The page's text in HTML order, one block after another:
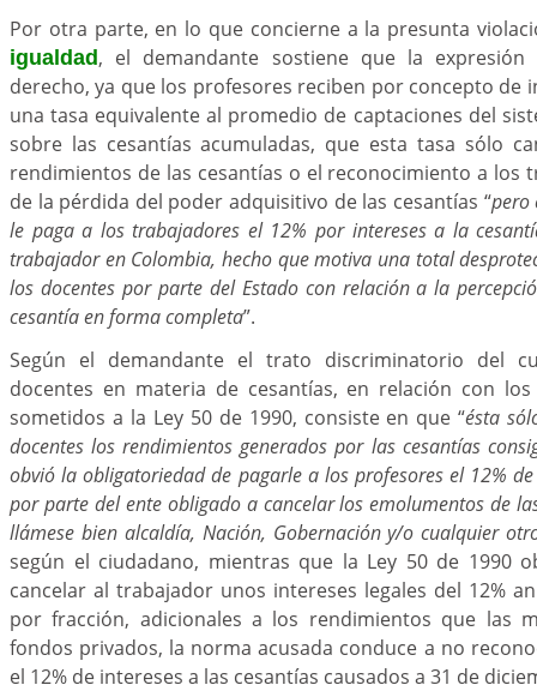
Por otra parte, en lo que concierne a la presunta
igualdad , el demandante sostiene que la expresión
derecho, ya que los profesores reciben por concepto de
una tasa equivalente al promedio de captaciones del
sobre las cesantías acumuladas, que esta tasa sólo
rendimientos de las cesantías o el reconocimiento a los
de la pérdida del poder adquisitivo de las cesantías “pero
le paga a los trabajadores el 12% por intereses a la
trabajador en Colombia, hecho que motiva una total
los docentes por parte del Estado con relación a la
cesantía en forma completa”.
Según el demandante el trato discriminatorio del
docentes en materia de cesantías, en relación con
sometidos a la Ley 50 de 1990, consiste en que “ésta
docentes los rendimientos generados por las cesantías
obvió la obligatoriedad de pagarle a los profesores el 12%
por parte del ente obligado a cancelar los emolumentos de
llámese bien alcaldía, Nación, Gobernación y/o cualquier
según el ciudadano, mientras que la Ley 50 de 1990
cancelar al trabajador unos intereses legales del 12%
por fracción, adicionales a los rendimientos que las
fondos privados, la norma acusada conduce a no
el 12% de intereses a las cesantías causados a 31 de